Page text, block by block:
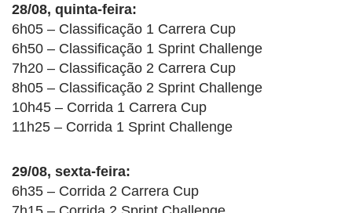
28/08, quinta-feira:
6h05 – Classificação 1 Carrera Cup
6h50 – Classificação 1 Sprint Challenge
7h20 – Classificação 2 Carrera Cup
8h05 – Classificação 2 Sprint Challenge
10h45 – Corrida 1 Carrera Cup
11h25 – Corrida 1 Sprint Challenge
29/08, sexta-feira:
6h35 – Corrida 2 Carrera Cup